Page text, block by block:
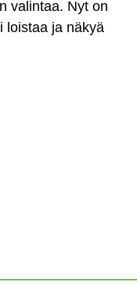
valintaa. Nyt on
loistaa ja näkyä